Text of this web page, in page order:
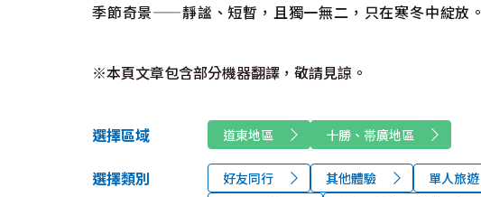
季節奇景——靜謐、短暫，且獨一無二，只在寒冬中綻放。
※本頁文章包含部分機器翻譯，敬請見諒。
選擇區域 道東地區 十勝、帯廣地區
選擇類別 好友同行 其他體驗 單人旅遊